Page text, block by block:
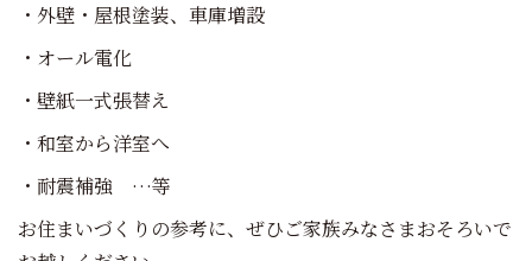
・外壁・屋根塗装、車庫増設
・オール電化
・壁紙一式張替え
・和室から洋室へ
・耐震補強 …等
お住まいづくりの参考に、ぜひご家族みなさまおそろいで